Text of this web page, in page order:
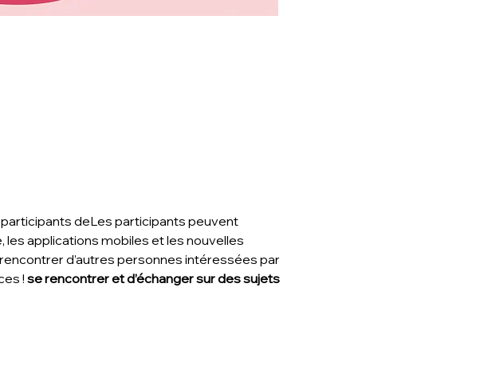
deLes participants peuvent
les applications mobiles et les nouvelles
d’autres personnes intéressées par
! se rencontrer et d’échanger sur des sujets